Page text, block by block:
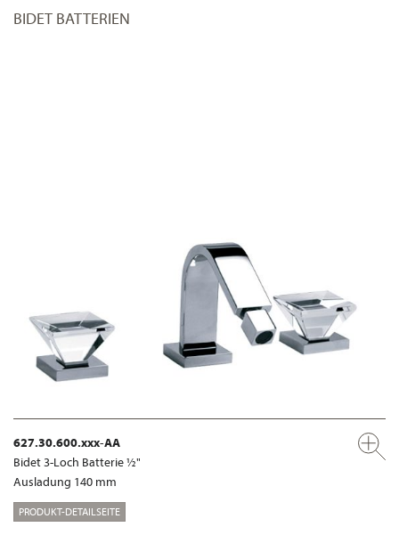
BIDET BATTERIEN
627.30.600.xxx-AA
Bidet 3-Loch Batterie ½"
Ausladung 140 mm
PRODUKT-DETAILSEITE